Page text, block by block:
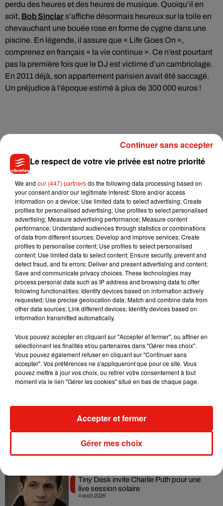
perdu des heures et des heures de musique. Quoiqu’il en
soit, Bob Sinclars’affiche désormais heureux sur la toile en
chevauchant une bouée rose en forme de cygne dans une
piscine. En légende, il assure que « Life Goes On »,
comprenez en français « la vie continue ». Ce n’est pourtant
pas la première fois que le DJ est victime d’un cambriolage.
En 2011 déjà, son appartement parisien avait été saccagé.
Un préjudice à l’époque estimé à plus de 300 000 euros !
Musique
Becky G sur son nouveau single
4 août 2026
Tiny Desk invite Charlie Puth pour une
live session solaire
Le respect de votre vie privée est notre priorité
We and our (447) partnersdo the following data processing based on
your consent and/or our legitimate interest: Store and/or access
information on a device; Use limited data to select advertising; Create
profiles for personalised advertising; Use profiles to select personalised
advertising; Measure advertising performance; Measure content
performance; Understand audiences through statistics or combinations
of data from different sources; Develop and improve services; Create
profiles to personalise content; Use profiles to select personalised
content; Use limited data to select content; Ensure security, prevent and
detect fraud, and fix errors; Deliver and present advertising and content;
Save and communicate privacy choices. These technologies may
process personal data such as IP address and browsing data to offer
following functionalities: Identify devices based on information actively
requested; Use precise geolocation data; Match and combine data from
other data sources; Link different devices; Identify devices based on
information transmitted automatically.
Vous pouvez accepter en cliquant sur "Accepter et fermer", ou affiner en
sélectionnant les finalités et/ou partenaires dans "Gérer mes choix".
Vous pouvez également refuser en cliquant sur "Continuer sans
accepter". Vos préférences ne s'appliqueront que pour ce site. Vous
pouvez mettre à jour vos choix, ou retirer votre consentement à tout
moment via le lien "Gérer les cookies" situé en bas de chaque page.
Gérer mes choix
Accepter et fermer
Continuer sans accepter